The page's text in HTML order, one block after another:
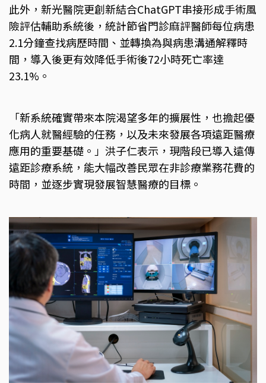
此外，新光醫院更創新結合ChatGPT串接形成手術風
險評估輔助系統後，統計節省門診麻評醫師每位病患
2.1分鐘查找病歷時間、並轉換為與病患溝通解釋時
間，導入後更有效降低手術後72小時死亡率達
23.1%。
「新系統確實帶來本院渴望多年的擴展性，也擔起優
化病人就醫經驗的任務，以及未來發展各項遠距醫療
應用的重要基礎。」洪子仁表示，現階段已導入遠傳
遠距診療系統，能大幅改善民眾在非診療業務花費的
時間，並逐步實現發展智慧醫療的目標。